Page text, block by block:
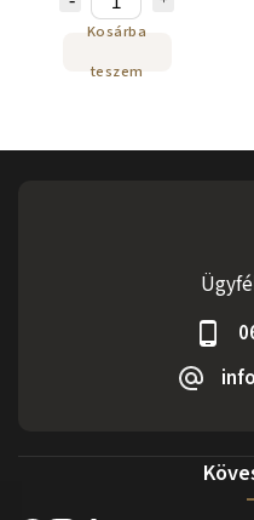
Kosárba
teszem